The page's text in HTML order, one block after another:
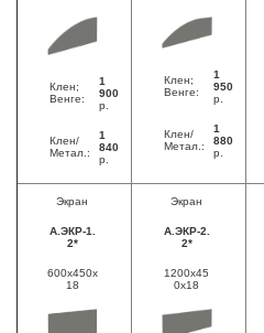
Клен;
Венге:
1
900
р.
Клен/
Метал.:
1
840
р.
Клен;
Венге:
1
950
р.
Клен/
Метал.:
1
880
р.
Экран
А.ЭКР-1.
2*
600x450x
18
Экран
А.ЭКР-2.
2*
1200x45
0x18